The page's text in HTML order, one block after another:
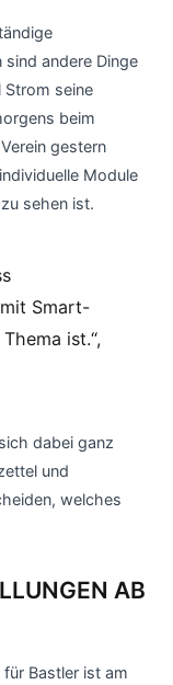
sind andere Dinge
seine
beim
gestern
Module
sehen ist.
Smart-
ist.“,
dabei ganz
und
welches
AB
für Bastler ist am